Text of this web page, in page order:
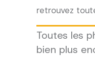
retrouvez
Toutes les
bien plus